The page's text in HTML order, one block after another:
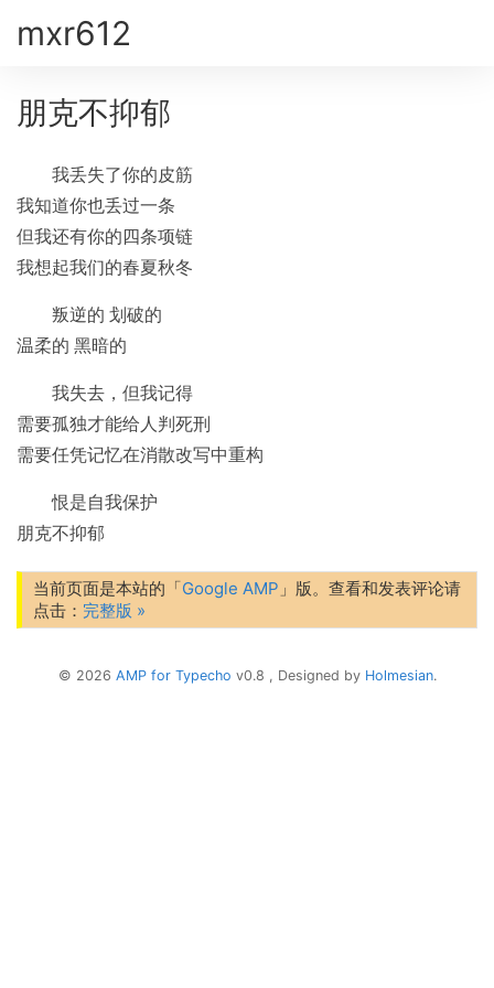
mxr612
朋克不抑郁
我丢失了你的皮筋
我知道你也丢过一条
但我还有你的四条项链
我想起我们的春夏秋冬
叛逆的 划破的
温柔的 黑暗的
我失去，但我记得
需要孤独才能给人判死刑
需要任凭记忆在消散改写中重构
恨是自我保护
朋克不抑郁
当前页面是本站的「Google AMP 」版。查看和发表评论请
点击： 完整版 »
© 2026 AMP for Typecho v0.8 , Designed by Holmesian.